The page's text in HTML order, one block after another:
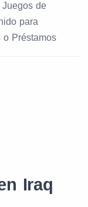
Juegos de
para
o Préstamos
Iraq